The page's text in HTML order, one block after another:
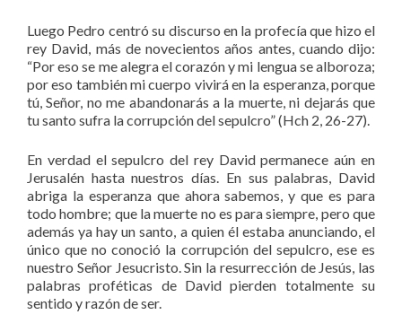
Luego Pedro centró su discurso en la profecía que hizo el
rey David, más de novecientos años antes, cuando dijo:
“Por eso se me alegra el corazón y mi lengua se alboroza;
por eso también mi cuerpo vivirá en la esperanza, porque
tú, Señor, no me abandonarás a la muerte, ni dejarás que
tu santo sufra la corrupción del sepulcro” (Hch 2, 26-27).
En verdad el sepulcro del rey David permanece aún en
Jerusalén hasta nuestros días. En sus palabras, David
abriga la esperanza que ahora sabemos, y que es para
todo hombre; que la muerte no es para siempre, pero que
además ya hay un santo, a quien él estaba anunciando, el
único que no conoció la corrupción del sepulcro, ese es
nuestro Señor Jesucristo. Sin la resurrección de Jesús, las
palabras proféticas de David pierden totalmente su
sentido y razón de ser.